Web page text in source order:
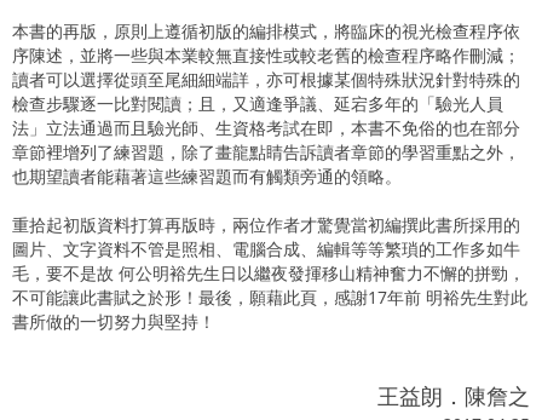
本書的再版，原則上遵循初版的編排模式，將臨床的視光檢查程序依
序陳述，並將一些與本業較無直接性或較老舊的檢查程序略作刪減；
讀者可以選擇從頭至尾細細端詳，亦可根據某個特殊狀況針對特殊的
檢查步驟逐一比對閱讀；且，又適逢爭議、延宕多年的「驗光人員
法」立法通過而且驗光師、生資格考試在即，本書不免俗的也在部分
章節裡增列了練習題，除了畫龍點睛告訴讀者章節的學習重點之外，
也期望讀者能藉著這些練習題而有觸類旁通的領略。
重拾起初版資料打算再版時，兩位作者才驚覺當初編撰此書所採用的
圖片、文字資料不管是照相、電腦合成、編輯等等繁瑣的工作多如牛
毛，要不是故 何公明裕先生日以繼夜發揮移山精神奮力不懈的拼勁，
不可能讓此書賦之於形！最後，願藉此頁，感謝17年前 明裕先生對此
書所做的一切努力與堅持！
王益朗．陳詹之